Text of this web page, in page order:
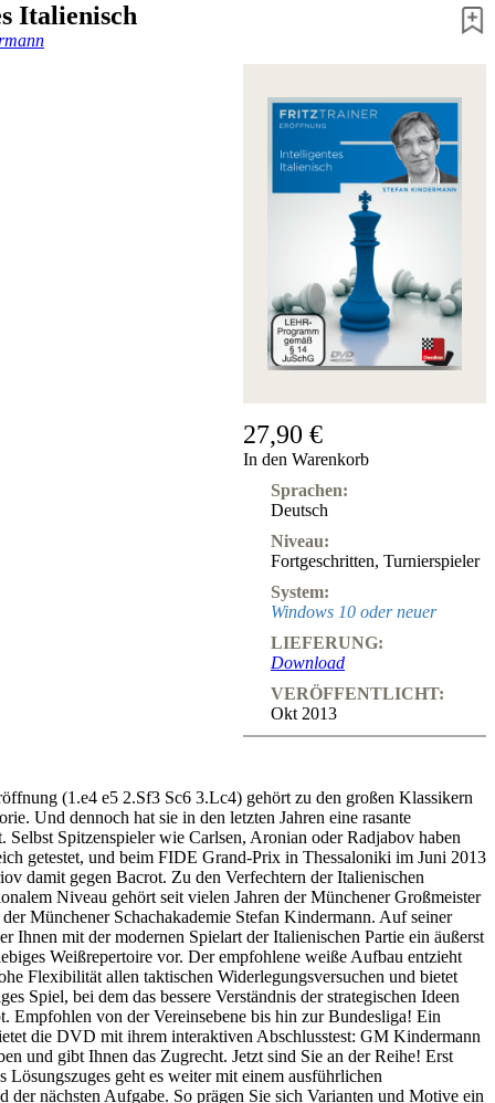
Italienisch
27,90 €
In den Warenkorb
Sprachen:
Deutsch
Niveau:
Fortgeschritten, Turnierspieler
System:
Windows 10 oder neuer
LIEFERUNG:
Download
VERÖFFENTLICHT:
Okt 2013
(1.e4 e5 2.Sf3 Sc6 3.Lc4) gehört zu den großen Klassikern
Und dennoch hat sie in den letzten Jahren eine rasante
Selbst Spitzenspieler wie Carlsen, Aronian oder Radjabov haben
getestet, und beim FIDE Grand-Prix in Thessaloniki im Juni 2013
damit gegen Bacrot. Zu den Verfechtern der Italienischen
Niveau gehört seit vielen Jahren der Münchener Großmeister
Münchener Schachakademie Stefan Kindermann. Auf seiner
Ihnen mit der modernen Spielart der Italienischen Partie ein äußerst
Weißrepertoire vor. Der empfohlene weiße Aufbau entzieht
Flexibilität allen taktischen Widerlegungsversuchen und bietet
Spiel, bei dem das bessere Verständnis der strategischen Ideen
Empfohlen von der Vereinsebene bis hin zur Bundesliga! Ein
die DVD mit ihrem interaktiven Abschlusstest: GM Kindermann
und gibt Ihnen das Zugrecht. Jetzt sind Sie an der Reihe! Erst
Lösungszuges geht es weiter mit einem ausführlichen
der nächsten Aufgabe. So prägen Sie sich Varianten und Motive ein